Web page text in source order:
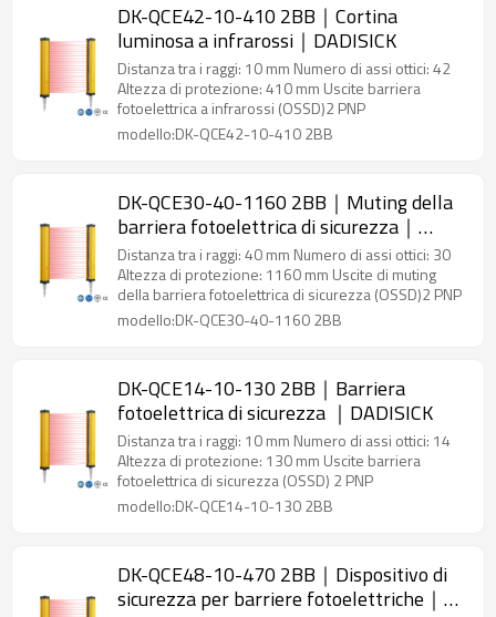
DK-QCE42-10-410 2BB｜Cortina
luminosa a infrarossi｜DADISICK
Distanza tra i raggi: 10 mm Numero di assi ottici: 42
Altezza di protezione: 410 mm Uscite barriera
fotoelettrica a infrarossi (OSSD)2 PNP
modello:DK-QCE42-10-410 2BB
DK-QCE30-40-1160 2BB｜Muting della
barriera fotoelettrica di sicurezza｜
DADISICK
Distanza tra i raggi: 40 mm Numero di assi ottici: 30
Altezza di protezione: 1160 mm Uscite di muting
della barriera fotoelettrica di sicurezza (OSSD)2 PNP
modello:DK-QCE30-40-1160 2BB
DK-QCE14-10-130 2BB｜Barriera
fotoelettrica di sicurezza ｜DADISICK
Distanza tra i raggi: 10 mm Numero di assi ottici: 14
Altezza di protezione: 130 mm Uscite barriera
fotoelettrica di sicurezza (OSSD) 2 PNP
modello:DK-QCE14-10-130 2BB
DK-QCE48-10-470 2BB｜Dispositivo di
sicurezza per barriere fotoelettriche｜